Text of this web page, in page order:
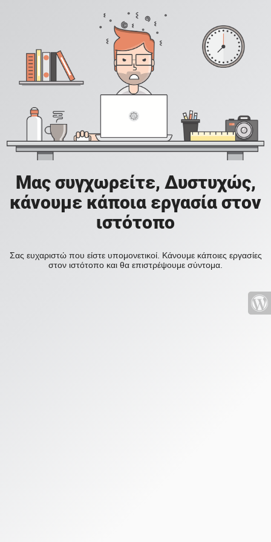
Μας συγχωρείτε, Δυστυχώς,
κάνουμε κάποια εργασία στον
ιστότοπο
Σας ευχαριστώ που είστε υπομονετικοί. Κάνουμε κάποιες εργασίες
στον ιστότοπο και θα επιστρέψουμε σύντομα.